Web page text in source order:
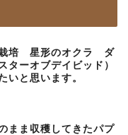
栽培 星形のオクラ ダ
ターオブデイビッド）
いと思います。
まま収穫してきたパプ